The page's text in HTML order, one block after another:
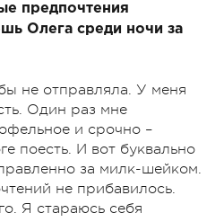
предпочтения
Олега среди ночи за
не отправляла. У меня
Один раз мне
и срочно –
поесть. И вот буквально
за милк-шейком.
не прибавилось.
Я стараюсь себя